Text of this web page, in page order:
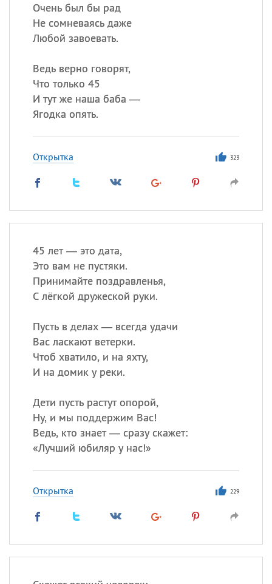
Очень был бы рад
Не сомневаясь даже
Любой завоевать.
Ведь верно говорят,
Что только 45
И тут же наша баба —
Ягодка опять.
Открытка 323
45 лет — это дата,
Это вам не пустяки.
Принимайте поздравленья,
С лёгкой дружеской руки.
Пусть в делах — всегда удачи
Вас ласкают ветерки.
Чтоб хватило, и на яхту,
И на домик у реки.
Дети пусть растут опорой,
Ну, и мы поддержим Вас!
Ведь, кто знает — сразу скажет:
«Лучший юбиляр у нас!»
Открытка 229